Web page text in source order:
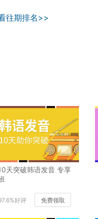
往期排名>>
天突破韩语发音 专享
好评 免费领取